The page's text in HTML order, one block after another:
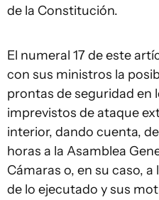
de la Constitución.
El numeral 17 de este
con sus ministros la
prontas de seguridad en
imprevistos de ataque
interior, dando cuenta,
horas a la Asamblea
Cámaras o, en su caso,
de lo ejecutado y sus